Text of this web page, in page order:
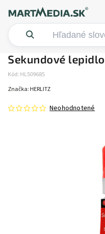
Sekundové
Kód: HL509685
Neohodnotené
Značka: HERLITZ